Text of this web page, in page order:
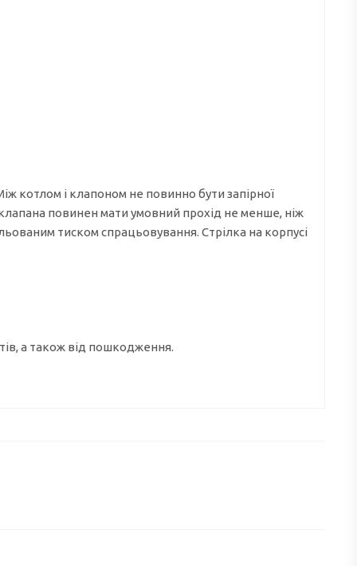
котлом і клапоном не повинно бути запірної
повинен мати умовний прохід не менше, ніж
тиском спрацьовування. Стрілка на корпусі
а також від пошкодження.